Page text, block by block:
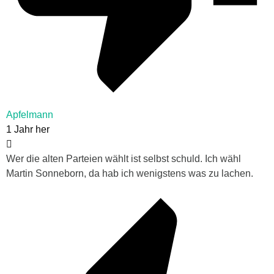
Apfelmann
1 Jahr her
Wer die alten Parteien wählt ist selbst schuld. Ich wähl
Martin Sonneborn, da hab ich wenigstens was zu lachen.